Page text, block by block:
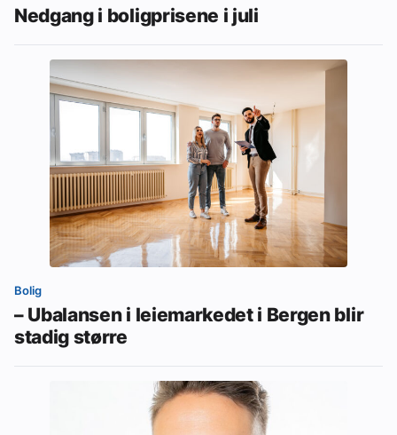
Nedgang i boligprisene i juli
Bolig
– Ubalansen i leiemarkedet i Bergen blir
stadig større